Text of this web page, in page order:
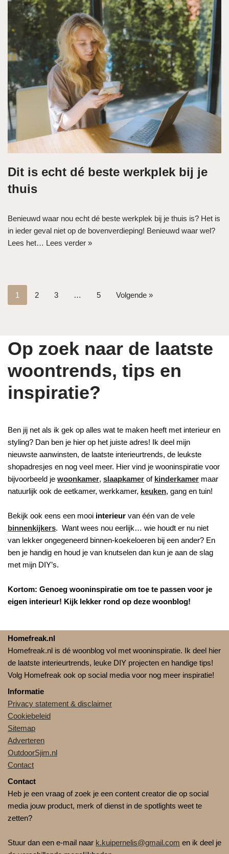
Dit is echt dé beste werkplek bij je
thuis
Benieuwd waar nou echt dé beste werkplek bij je thuis is? Het is
in ieder geval niet op de bovenverdieping! Benieuwd waar wel?
Lees het… Lees verder »
1 2 3 … 5 Volgende »
Op zoek naar de laatste
woontrends, tips en
inspiratie?
Ben jij net als ik gek op alles wat te maken heeft met interieur en
styling? Dan ben je hier op het juiste adres! Ik deel mijn
nieuwste aanwinsten, de laatste interieurtrends, de leukste
shopadresjes en nog veel meer. Hier vind je wooninspiratie voor
bijvoorbeeld je woonkamer, slaapkamer of kinderkamer maar
natuurlijk ook de eetkamer, werkkamer, keuken, gang en tuin!
Bekijk ook eens een mooi interieur van één van de vele
binnenkijkers. Want wees nou eerlijk… wie houdt er nu niet
van lekker ongegeneerd binnen-koekeloeren bij een ander? En
ben je handig en houd je van knutselen dan kun je aan de slag
met mijn DIY’s.
Kortom: Genoeg wooninspiratie om toe te passen voor je
eigen interieur! Kijk lekker rond op deze woonblog!
Homefreak.nl
Homefreak.nl is dé woonblog vol met wooninspiratie. Ik deel hier
de laatste interieurtrends, leuke DIY projecten en handige tips!
Volg Homefreak ook op social media voor nog meer inspiratie!
Informatie
Privacy statement & disclaimer
Cookiebeleid
Sitemap
Adverteren
OutdoorSjim.nl
Contact
Contact
Heb je een vraag of zoek je een content creator die op social
media jouw product, merk of dienst in de spotlights weet te
zetten?
Stuur dan een e-mail naar k.kuipernelis@gmail.com en ik deel je